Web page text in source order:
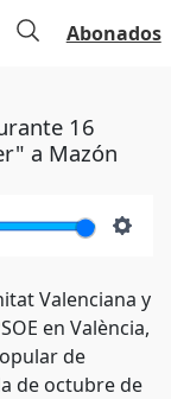
Abonados
16
a Mazón
Valenciana y
en València,
de
de octubre de